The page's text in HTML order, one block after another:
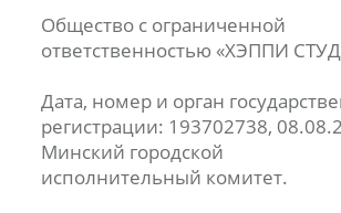
Общество с ограниченной
ответственностью «ХЭППИ
Дата, номер и орган
регистрации: 193702738,
Минский городской
исполнительный комитет.